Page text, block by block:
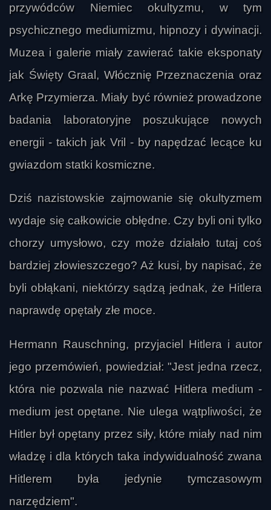
przywódców Niemiec okultyzmu, w tym
psychicznego mediumizmu, hipnozy i dywinacji.
Muzea i galerie miały zawierać takie eksponaty
jak Święty Graal, Włócznię Przeznaczenia oraz
Arkę Przymierza. Miały być również prowadzone
badania laboratoryjne poszukujące nowych
energii - takich jak Vril - by napędzać lecące ku
gwiazdom statki kosmiczne.
Dziś nazistowskie zajmowanie się okultyzmem
wydaje się całkowicie obłędne. Czy byli oni tylko
chorzy umysłowo, czy może działało tutaj coś
bardziej złowieszczego? Aż kusi, by napisać, że
byli obłąkani, niektórzy sądzą jednak, że Hitlera
naprawdę opętały złe moce.
Hermann Rauschning, przyjaciel Hitlera i autor
jego przemówień, powiedział: "Jest jedna rzecz,
która nie pozwala nie nazwać Hitlera medium -
medium jest opętane. Nie ulega wątpliwości, że
Hitler był opętany przez siły, które miały nad nim
władzę i dla których taka indywidualność zwana
Hitlerem była jedynie tymczasowym
narzędziem".
Eryk Wszechwiedzący